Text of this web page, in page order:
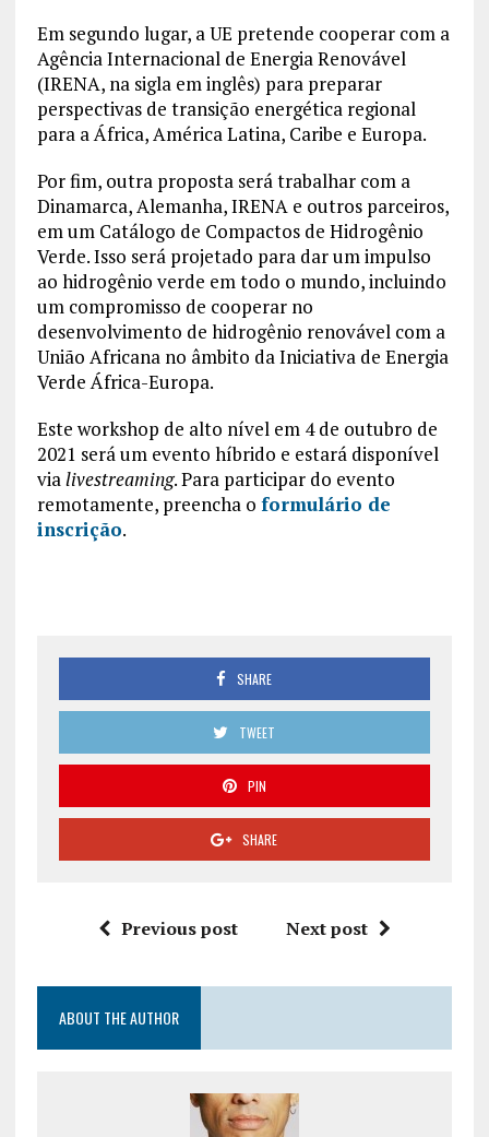
Em segundo lugar, a UE pretende cooperar com a
Agência Internacional de Energia Renovável
(IRENA, na sigla em inglês) para preparar
perspectivas de transição energética regional
para a África, América Latina, Caribe e Europa.
Por fim, outra proposta será trabalhar com a
Dinamarca, Alemanha, IRENA e outros parceiros,
em um Catálogo de Compactos de Hidrogênio
Verde. Isso será projetado para dar um impulso
ao hidrogênio verde em todo o mundo, incluindo
um compromisso de cooperar no
desenvolvimento de hidrogênio renovável com a
União Africana no âmbito da Iniciativa de Energia
Verde África-Europa.
Este workshop de alto nível em 4 de outubro de
2021 será um evento híbrido e estará disponível
vialivestreaming. Para participar do evento
remotamente, preencha o formulário de
inscrição.
SHARE
TWEET
PIN
SHARE
Previous post Next post
ABOUT THE AUTHOR